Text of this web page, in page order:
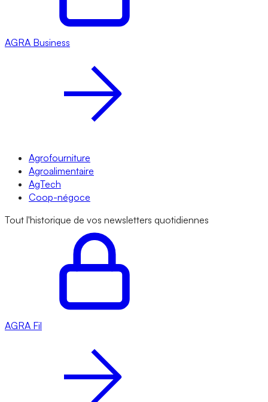
AGRA Business
Agrofourniture
Agroalimentaire
AgTech
Coop-négoce
Tout l'historique de vos newsletters quotidiennes
AGRA Fil